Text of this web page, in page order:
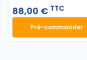
88,00 € TTC
Pré-commander
Droit et